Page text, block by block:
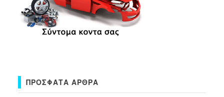
ΠΡΌΣΦΑΤΑ ΆΡΘΡΑ